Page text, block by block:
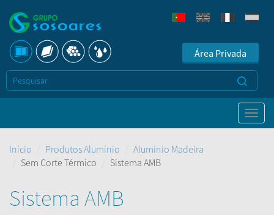
Área Privada
Início Produtos Alumínio
Aluminio Madeira
Sem Corte Térmico
Sistema AMB
Sistema AMB